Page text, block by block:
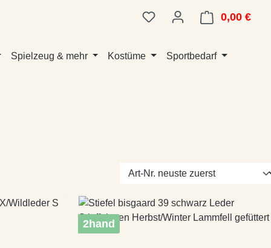
0,00 €
Spielzeug & mehr Kostüme Sportbedarf
2hand